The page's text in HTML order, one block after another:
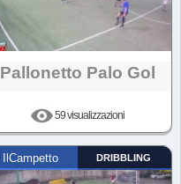
Pallonetto Palo Gol
59 visualizzazioni
IlCampetto DRIBBLING